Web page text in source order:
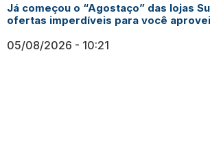
Já começou o “Agostaço” das lojas
ofertas imperdíveis para você
05/08/2026 10:21